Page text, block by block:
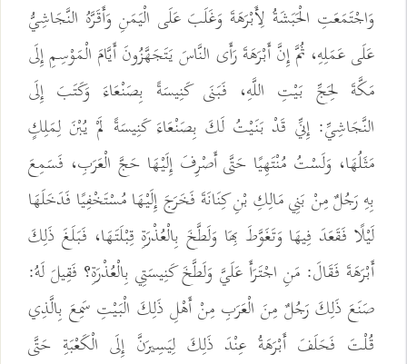
وَاجْتَمَعَتِ الْحَبَشَةُ لِأَبْرَهَةَ وَغَلَبَ عَلَى الْيَمَنِ وَأَقَرَّهُ النَّجَاشِيُّ
عَلَى عَمَلِهِ، ثُمَّ إِنَّ أَبْرَهَةَ رَأَى النَّاسَ يَتَجَهَّزُونَ أَيَّامَ الْمَوْسِمِ إِلَى
مَكَّةَ لِحَجِّ بَيْتِ اللَّهِ، فَبَنَى كَنِيسَةً بِصَنْعَاءَ وَكَتَبَ إِلَى
النَّجَاشِيِّ: إِنِّي قَدْ بَنَيْتُ لَكَ بِصَنْعَاءَ كَنِيسَةً لَمْ يُبْنَ لِمَلِكٍ
مَثَلُهَا، وَلَسْتُ مُنْتَهِيًا حَتَّى أَصْرِفَ إِلَيْهَا حَجَّ الْعَرَبِ، فَسَمِعَ
بِهِ رَجُلٌ مِنْ بَنِي مَالِكِ بْنِ كِنَانَةَ فَخَرَجَ إِلَيْهَا مُسْتَخْفِيًا فَدَخَلَهَا
لَيْلًا فَقَعَدَ فِيهَا وَتَغَوَّطَ بِهَا وَلَطَّخَ بِالْعُذْرَةِ قِبْلَتَهَا، فَبَلَغَ ذَلِكَ
أَبْرَهَةَ فَقَالَ: مَنِ اجْتَرَأَ عَلَيَّ وَلَطَّخَ كَنِيسَتِي بِالْعُذْرَةِ؟ فَقِيلَ لَهُ:
صَنَعَ ذَلِكَ رَجُلٌ مِنَ الْعَرَبِ مِنْ أَهْلِ ذَلِكَ الْبَيْتِ سَمِعَ بِالَّذِي
قُلْتَ فَحَلَفَ أَبْرَهَةُ عِنْدَ ذَلِكَ لِيَسِيرَنَّ إِلَى الْكَعْبَةِ حَتَّى